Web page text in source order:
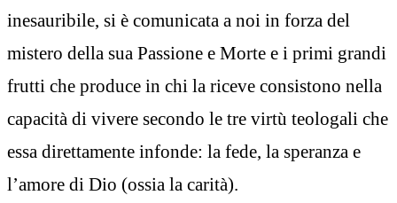
inesauribile, si è comunicata a noi in forza del
mistero della sua Passione e Morte e i primi grandi
frutti che produce in chi la riceve consistono nella
capacità di vivere secondo le tre virtù teologali che
essa direttamente infonde: la fede, la speranza e
l’amore di Dio (ossia la carità).